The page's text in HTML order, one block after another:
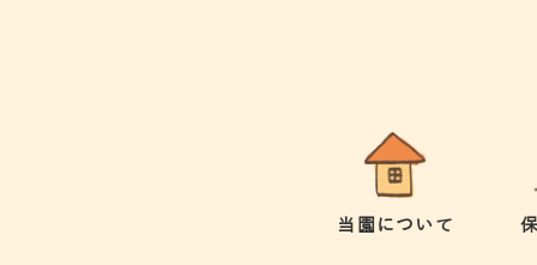
当園について